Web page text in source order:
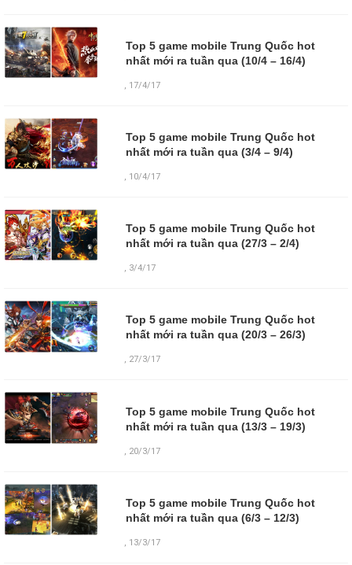
Top 5 game mobile Trung Quốc hot
nhất mới ra tuần qua (10/4 – 16/4)
, 17/4/17
Top 5 game mobile Trung Quốc hot
nhất mới ra tuần qua (3/4 – 9/4)
, 10/4/17
Top 5 game mobile Trung Quốc hot
nhất mới ra tuần qua (27/3 – 2/4)
, 3/4/17
Top 5 game mobile Trung Quốc hot
nhất mới ra tuần qua (20/3 – 26/3)
, 27/3/17
Top 5 game mobile Trung Quốc hot
nhất mới ra tuần qua (13/3 – 19/3)
, 20/3/17
Top 5 game mobile Trung Quốc hot
nhất mới ra tuần qua (6/3 – 12/3)
, 13/3/17